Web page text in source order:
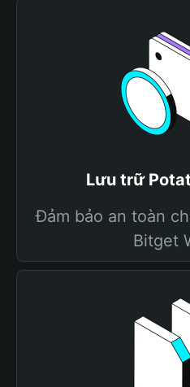
Lưu trữ
Đảm bảo an toàn
Bitget